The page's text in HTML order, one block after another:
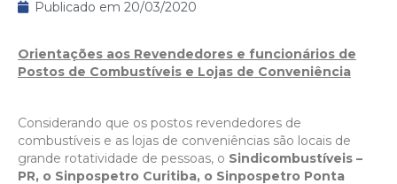
Publicado em 20/03/2020
Orientações aos Revendedores e funcionários de
Postos de Combustíveis e Lojas de Conveniência
Considerando que os postos revendedores de
combustíveis e as lojas de conveniências são locais de
grande rotatividade de pessoas, o Sindicombustíveis –
PR, o Sinpospetro Curitiba, o Sinpospetro Ponta